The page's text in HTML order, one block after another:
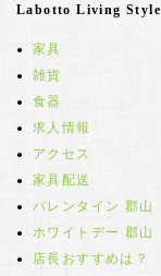
Labotto Living Style
家具
雑貨
食器
求人情報
アクセス
家具配送
バレンタイン 郡山
ホワイトデー 郡山
店長おすすめは？